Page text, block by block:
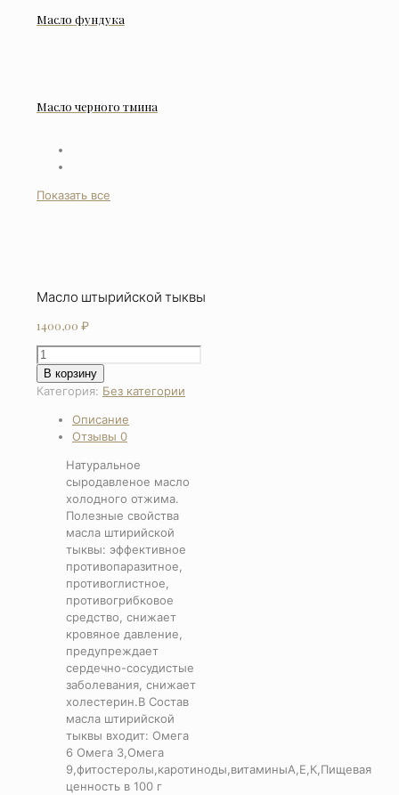
Масло фундука
Масло черного тмина
Показать все
Масло штырийской тыквы
1400,00 ₽
Количество
товара
Масло
тыквы
В корзину
Категория: Без категории
Описание
Отзывы 0
Натуральное
сыродавленое масло
холодного отжима.
Полезные свойства
масла штирийской
тыквы: эффективное
противопаразитное,
противоглистное,
противогрибковое
средство, снижает
кровяное давление,
предупреждает
сердечно-сосудистые
заболевания, снижает
холестерин.В Состав
масла штирийской
тыквы входит: Омега
6 Омега 3,Омега
9,фитостеролы,каротиноды,витаминыА,Е,К,Пищевая
ценность в 100 г